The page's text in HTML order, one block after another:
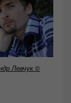
Левчук ©